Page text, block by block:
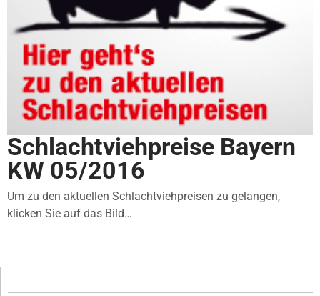
Schlachtviehpreise Bayern
KW 05/2016
Um zu den aktuellen Schlachtviehpreisen zu gelangen,
klicken Sie auf das Bild…